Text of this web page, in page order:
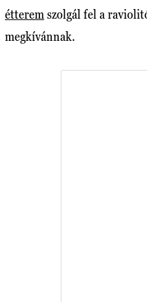
étterem szolgál fel a
megkívánnak.